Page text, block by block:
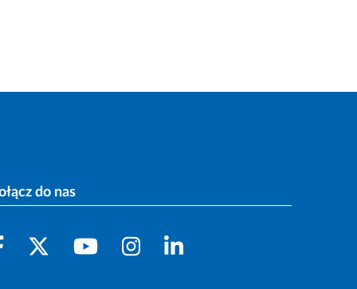
do nas